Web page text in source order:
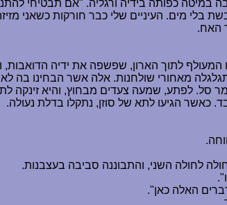
במיטה כפותה בידיה ורגליה. "אם תבטיחי
בלי מים. העיניים שלי כבר חורקות כשאני
האח.
לתוך הארון, שפשפה את ידיה הדואבות,
מאחורי שולחנות. אלה אשר הבחינו בה
סל. לפתע, שמעה צעדים מבחוץ, והיא זינקה
כאשר הגיעו לתא של סוזן, נתקלו בדלת נעולה.
לחולה השני, והתבוננה סביבה בעצבנות.
האלה כאן".